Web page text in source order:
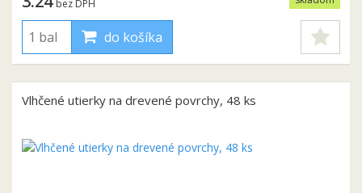
bez DPH
do košíka
Vlhčené utierky na drevené povrchy, 48 ks